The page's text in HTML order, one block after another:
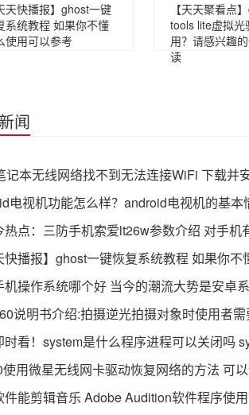
天快播报】ghost一键
系统教程 如果你不懂
使用可以参考
【天天聚看点
tools lite虚拟光
用？请感兴趣
读
闻
记本无线网络找不到无法连接WiFi 下载并
电视机功能怎么样？android电视机的基本
热点：三防手机索爱lt26w参数介绍 对手机
快播报】ghost一键恢复系统教程 如果你
机操作系统哪个好 当今的潮流大势是安卓
说明书介绍:拍摄逆光拍摄对象时使用者
时看！system是什么程序进程可以关闭吗
用微星无线网卡驱动恢复网络的方法 可
件能剪辑音乐 Adobe Audition软件程序使